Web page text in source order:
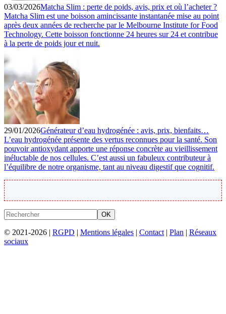
03/03/2026Matcha Slim : perte de poids, avis, prix et où l’acheter ?
Matcha Slim est une boisson amincissante instantanée mise au point
après deux années de recherche par le Melbourne Institute for Food
Technology. Cette boisson fonctionne 24 heures sur 24 et contribue
à la perte de poids jour et nuit.
29/01/2026Générateur d’eau hydrogénée : avis, prix, bienfaits…
L’eau hydrogénée présente des vertus reconnues pour la santé. Son
pouvoir antioxydant apporte une réponse concrète au vieillissement
inéluctable de nos cellules. C’est aussi un fabuleux contributeur à
l’équilibre de notre organisme, tant au niveau digestif que cognitif.
OK
© 2021-2026 | RGPD | Mentions légales | Contact | Plan | Réseaux
sociaux